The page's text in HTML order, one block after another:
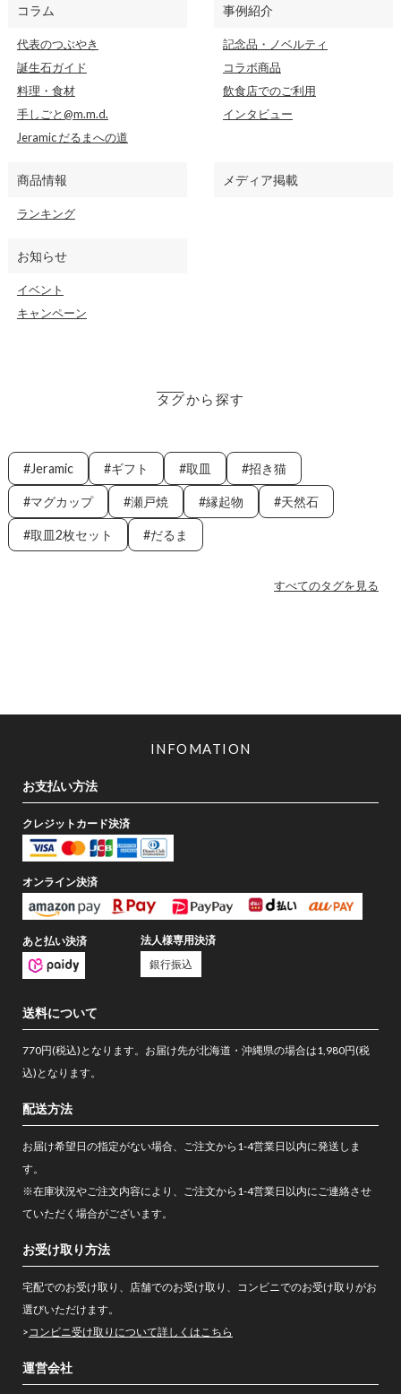
コラム
代表のつぶやき
誕生石ガイド
料理・食材
手しごと@m.m.d.
Jeramic だるまへの道
事例紹介
記念品・ノベルティ
コラボ商品
飲食店でのご利用
インタビュー
商品情報
ランキング
メディア掲載
お知らせ
イベント
キャンペーン
タグから探す
Jeramic ギフト 取皿 招き猫
マグカップ 瀬戸焼 縁起物 天然石
取皿2枚セット だるま
すべてのタグを見る
INFOMATION
お支払い方法
クレジットカード決済
オンライン決済
あと払い決済
法人様専用決済
銀行振込
送料について
770円(税込)となります。お届け先が北海道・沖縄県の場合は1,980円(税
込)となります。
配送方法
お届け希望日の指定がない場合、ご注文から1-4営業日以内に発送しま
す。
※在庫状況やご注文内容により、ご注文から1-4営業日以内にご連絡させ
ていただく場合がございます。
お受け取り方法
宅配でのお受け取り、店舗でのお受け取り、コンビニでのお受け取りがお
選びいただけます。
>コンビニ受け取りについて詳しくはこちら
運営会社